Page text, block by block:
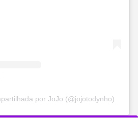
por JoJo (@jojotodynho)